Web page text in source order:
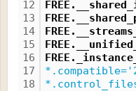
12
13
14
15
16
17
18